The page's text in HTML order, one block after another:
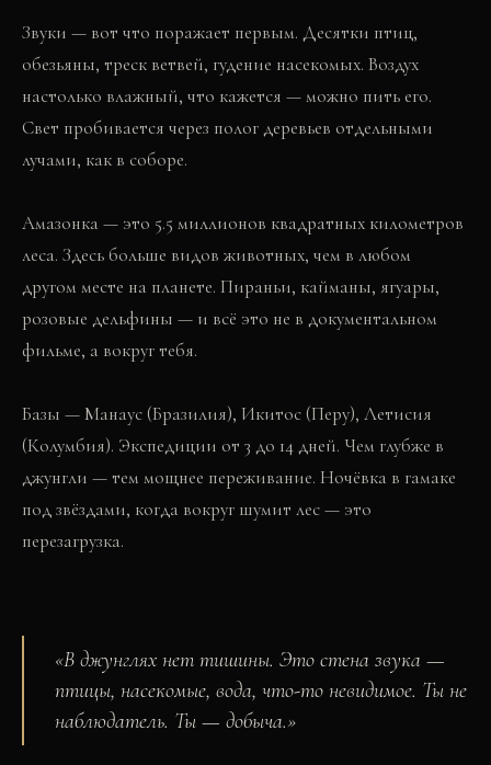
Звуки — вот что поражает первым. Десятки птиц,
обезьяны, треск ветвей, гудение насекомых. Воздух
настолько влажный, что кажется — можно пить его.
Свет пробивается через полог деревьев отдельными
лучами, как в соборе.
Амазонка — это 5.5 миллионов квадратных километров
леса. Здесь больше видов животных, чем в любом
другом месте на планете. Пираньи, кайманы, ягуары,
розовые дельфины — и всё это не в документальном
фильме, а вокруг тебя.
Базы — Манаус (Бразилия), Икитос (Перу), Летисия
(Колумбия). Экспедиции от 3 до 14 дней. Чем глубже в
джунгли — тем мощнее переживание. Ночёвка в гамаке
под звёздами, когда вокруг шумит лес — это
перезагрузка.
«В джунглях нет тишины. Это стена звука —
птицы, насекомые, вода, что-то невидимое. Ты не
наблюдатель. Ты — добыча.»